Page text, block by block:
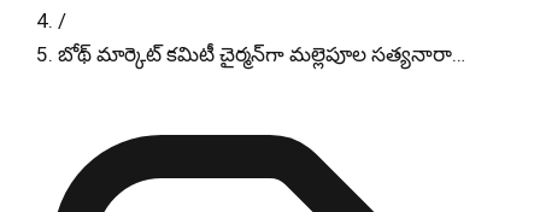
/
బోథ్ మార్కెట్ కమిటీ చైర్మన్‌గా మల్లెపూల సత్యనారా…